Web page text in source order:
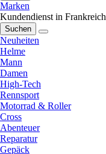
Marken
Kundendienst in Frankreich
Suchen
Neuheiten
Helme
Mann
Damen
High-Tech
Rennsport
Motorrad & Roller
Cross
Abenteuer
Reparatur
Gepäck